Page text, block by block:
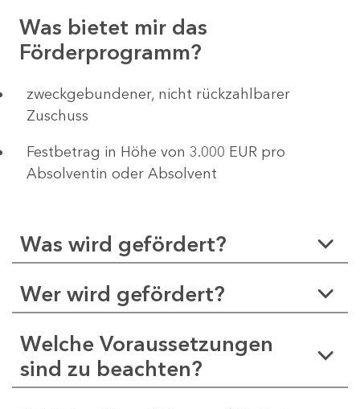
Was bietet mir das
Förderprogramm?
zweckgebundener, nicht rückzahlbarer
Zuschuss
Festbetrag in Höhe von 3.000 EUR pro
Absolventin oder Absolvent
Was wird gefördert?
Wer wird gefördert?
Welche Voraussetzungen
sind zu beachten?